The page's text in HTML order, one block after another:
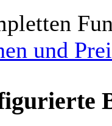
und